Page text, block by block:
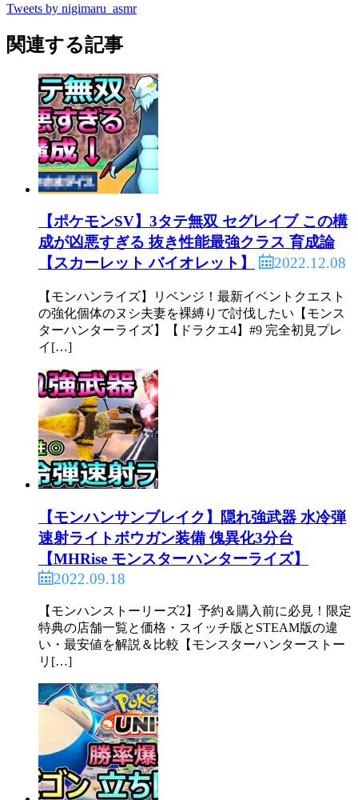
Tweets by nigimaru_asmr
関連する記事
【ポケモンSV】3タテ無双 セグレイブ この構
成が凶悪すぎる 抜き性能最強クラス 育成論
【スカーレット バイオレット】
2022.12.08
【モンハンライズ】リベンジ！最新イベントクエスト
の強化個体のヌシ夫妻を裸縛りで討伐したい【モンス
ターハンターライズ】【ドラクエ4】#9 完全初見プレ
イ[…]
【モンハンサンブレイク】隠れ強武器 水冷弾
速射ライトボウガン装備 傀異化3分台
【MHRise モンスターハンターライズ】
2022.09.18
【モンハンストーリーズ2】予約＆購入前に必見！限定
特典の店舗一覧と価格・スイッチ版とSTEAM版の違
い・最安値を解説＆比較【モンスターハンターストー
リ[…]